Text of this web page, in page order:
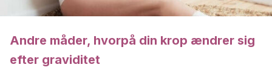
Andre måder, hvorpå din krop ændrer sig
efter graviditet